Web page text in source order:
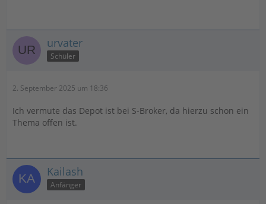
urvater
Schüler
2. September 2025 um 18:36
Ich vermute das Depot ist bei S-Broker, da hierzu schon ein
Thema offen ist.
Kailash
Anfänger